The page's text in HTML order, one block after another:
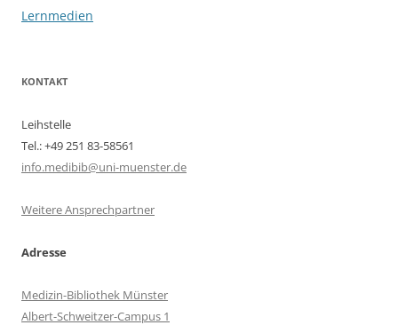
Lernmedien
KONTAKT
Leihstelle
Tel.: +49 251 83-58561
info.medibib@uni-muenster.de
Weitere Ansprechpartner
Adresse
Medizin-Bibliothek Münster
Albert-Schweitzer-Campus 1